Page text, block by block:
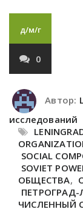
д/м/г
0
Автор:
исследований
SOCIAL
SOVIET
ОБЩЕСТВА,
ЧИСЛЕННЫЙ